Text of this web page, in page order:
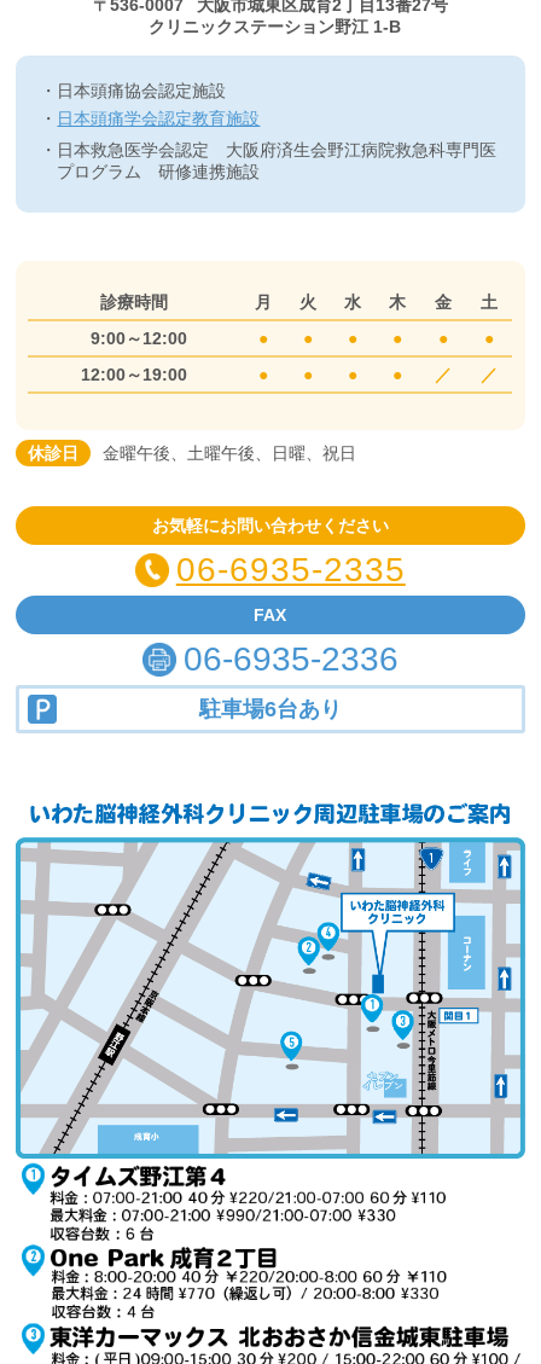
〒536-0007
大阪市城東区成育2丁目13番27号
クリニックステーション野江 1-B
日本頭痛協会認定施設
日本頭痛学会認定教育施設
日本救急医学会認定 大阪府済生会野江病院救急科専門医
プログラム 研修連携施設
診療時間 月 火 水 木 金
土
9:00～12:00
● ● ● ● ●
●
12:00～19:00
● ● ● ● ／ ／
休診日 金曜午後、土曜午後、日曜、祝日
お気軽にお問い合わせください
06-6935-2335
FAX
06-6935-2336
駐車場6台あり